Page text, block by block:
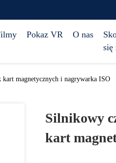
Pokaz VR O nas
się
magnetycznych i nagrywarka ISO
Silnikowy
kart